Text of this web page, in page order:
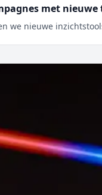
met nieuwe
we nieuwe